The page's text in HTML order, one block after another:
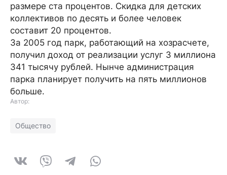
размере ста процентов. Скидка для детских
коллективов по десять и более человек
составит 20 процентов.
За 2005 год парк, работающий на хозрасчете,
получил доход от реализации услуг 3 миллиона
341 тысячу рублей. Нынче администрация
парка планирует получить на пять миллионов
больше.
Автор:
Общество